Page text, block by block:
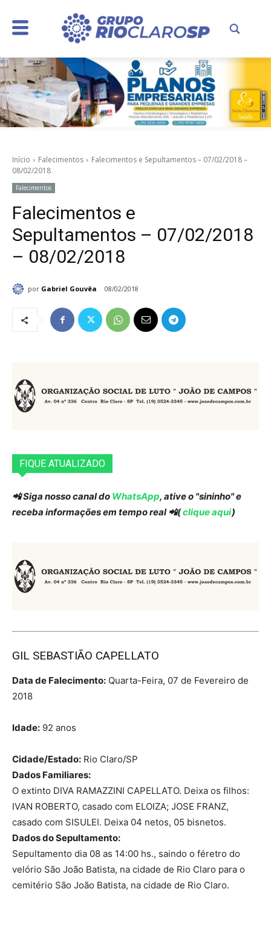
Início Falecimentos
Falecimentos e Sepultamentos – 07/02/2018 –
08/02/2018
Falecimentos
Falecimentos e
Sepultamentos – 07/02/2018
– 08/02/2018
por Gabriel Gouvêa 08/02/2018
FIQUE ATUALIZADO
📲 Siga nosso canal do WhatsApp, ative o "sininho" e
receba informações em tempo real 📲(clique aqui)
GIL SEBASTIÃO CAPELLATO
Data de Falecimento: Quarta-Feira, 07 de Fevereiro de
2018
Idade: 92 anos
Cidade/Estado: Rio Claro/SP
Dados Familiares:
O extinto DIVA RAMAZZINI CAPELLATO. Deixa os filhos:
IVAN ROBERTO, casado com ELOIZA; JOSE FRANZ,
casado com SISULEI. Deixa 04 netos, 05 bisnetos.
Dados do Sepultamento:
Sepultamento dia 08 as 14:00 hs., saindo o féretro do
velório São João Batista, na cidade de Rio Claro para o
cemitério São João Batista, na cidade de Rio Claro.